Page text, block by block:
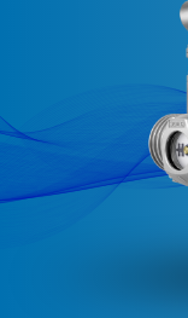
联系我们